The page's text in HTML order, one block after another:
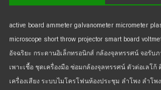
active board ammeter galvanometer micrometer
microscope short throw projector smart board
อัจฉริยะ กระดานอิเล็กทรอนิกส์ กล้องจุลทรรศน์ จอรับ
เพาะเชื้อ ชุดเครื่องมือ ซ่อมกล้องจุลทรรศน์ ตัวต่อเลโก้
เครื่องเสียง ระบบไมโครโฟนห้องประชุม ลำโพง ลำโพ